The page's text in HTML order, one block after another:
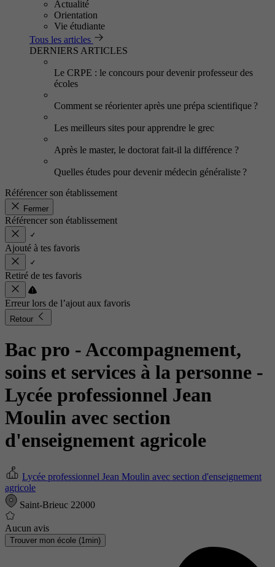
Actualité
Orientation
Vie étudiante
Tous les articles
DERNIERS ARTICLES
Le CRPE : le concours pour devenir professeur des
écoles
Comment se réorienter après une prépa scientifique ?
Les meilleurs sites pour apprendre le grec
Après le master, le doctorat fait-il la différence ?
Quelles études pour devenir médecin généraliste ?
Référencer son établissement
Fermer
Référencer son établissement
Ajouté à tes favoris
Retiré de tes favoris
Erreur lors de l’ajout aux favoris
Retour
Bac pro - Accompagnement,
soins et services à la personne -
Lycée professionnel Jean
Moulin avec section
d'enseignement agricole
Lycée professionnel Jean Moulin avec section d'enseignement
agricole
Saint-Brieuc 22000
Aucun avis
Trouver mon école (1min)